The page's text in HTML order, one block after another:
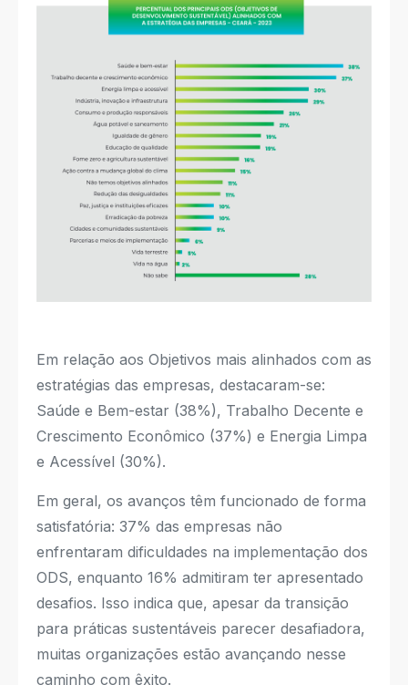
Em relação aos Objetivos mais alinhados com as
estratégias das empresas, destacaram-se:
Saúde e Bem-estar (38%), Trabalho Decente e
Crescimento Econômico (37%) e Energia Limpa
e Acessível (30%).
Em geral, os avanços têm funcionado de forma
satisfatória: 37% das empresas não
enfrentaram dificuldades na implementação dos
ODS, enquanto 16% admitiram ter apresentado
desafios. Isso indica que, apesar da transição
para práticas sustentáveis parecer desafiadora,
muitas organizações estão avançando nesse
caminho com êxito.